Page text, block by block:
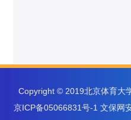
Copyright © 2019北京体育大
京ICP备05066831号-1 文保网